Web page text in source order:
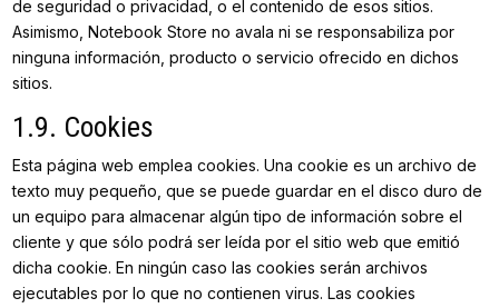
de seguridad o privacidad, o el contenido de esos sitios.
Asimismo, Notebook Store no avala ni se responsabiliza por
ninguna información, producto o servicio ofrecido en dichos
sitios.
1.9. Cookies
Esta página web emplea cookies. Una cookie es un archivo de
texto muy pequeño, que se puede guardar en el disco duro de
un equipo para almacenar algún tipo de información sobre el
cliente y que sólo podrá ser leída por el sitio web que emitió
dicha cookie. En ningún caso las cookies serán archivos
ejecutables por lo que no contienen virus. Las cookies